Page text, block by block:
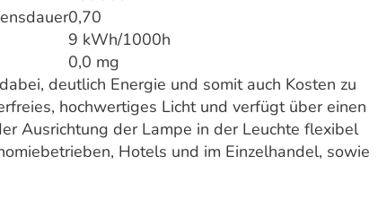
0,70
9 kWh/1000h
0,0 mg
deutlich Energie und somit auch Kosten zu
hochwertiges Licht und verfügt über einen
Ausrichtung der Lampe in der Leuchte flexibel
Hotels und im Einzelhandel, sowie